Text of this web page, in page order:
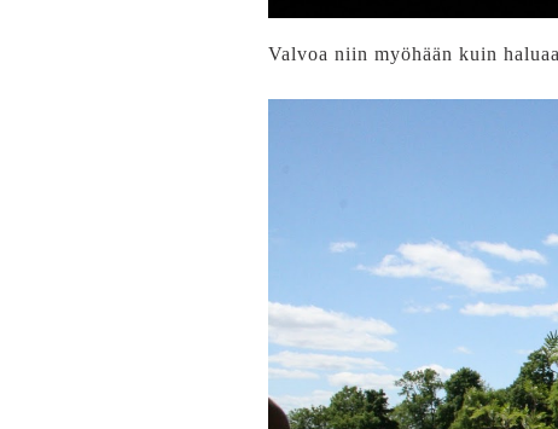
Valvoa niin myöhään kuin